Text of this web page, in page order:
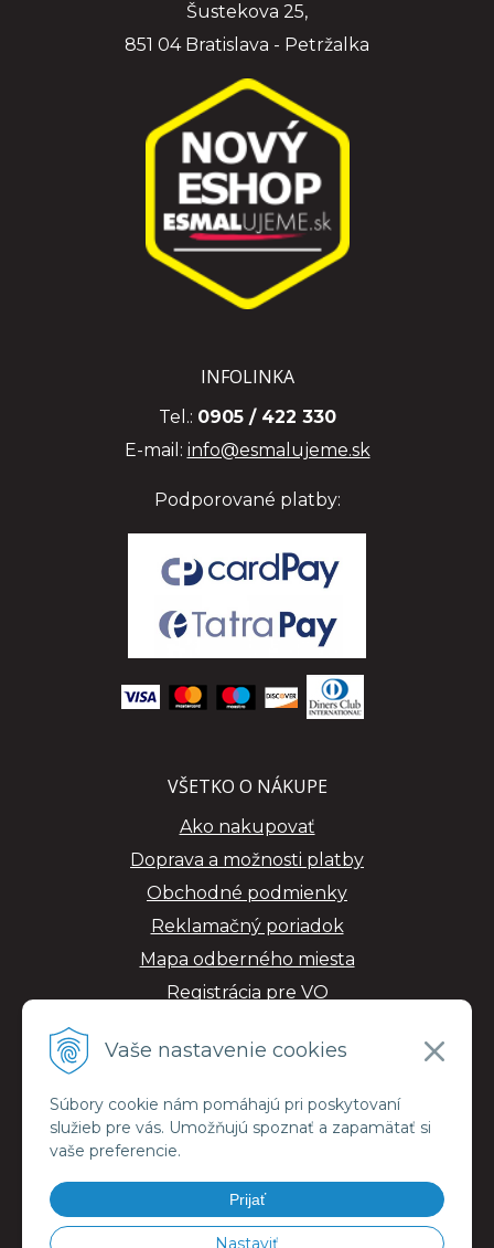
Vaše nastavenie cookies
Súbory cookie nám pomáhajú pri poskytovaní
služieb pre vás. Umožňujú spoznať a zapamätať si
vaše preferencie.
Prijať
Nastaviť
Šustekova 25,
851 04 Bratislava - Petržalka
INFOLINKA
Tel.: 0905 / 422 330
E-mail: info@esmalujeme.sk
Podporované platby:
VŠETKO O NÁKUPE
Ako nakupovať
Doprava a možnosti platby
Obchodné podmienky
Reklamačný poriadok
Mapa odberného miesta
Registrácia pre VO